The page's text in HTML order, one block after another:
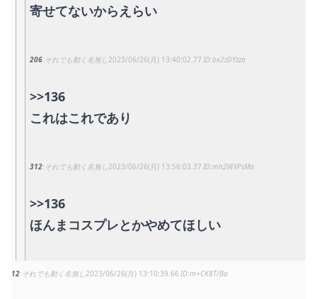
寄せてないからえらい
206 それでも動く名無し2023/06/26(月) 13:40:02.77 bx2zDYzza
>>136
これはこれであり
312 それでも動く名無し2023/06/26(月) 13:56:03.37 mh2WXPsMa
>>136
ほんまコスプレとかやめてほしい
12 それでも動く名無し2023/06/26(月) 13:10:39.66 m+CK8T/Ba